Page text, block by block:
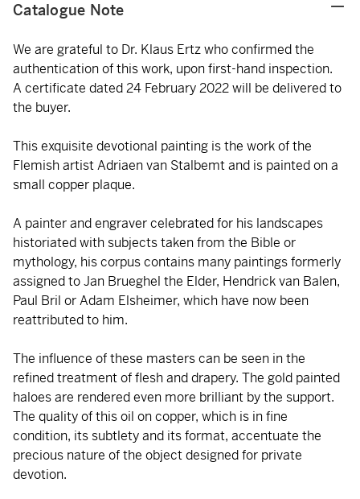
Catalogue Note
We are grateful to Dr. Klaus Ertz who confirmed the
authentication of this work, upon first-hand inspection.
A certificate dated 24 February 2022 will be delivered to
the buyer.
This exquisite devotional painting is the work of the
Flemish artist Adriaen van Stalbemt and is painted on a
small copper plaque.
A painter and engraver celebrated for his landscapes
historiated with subjects taken from the Bible or
mythology, his corpus contains many paintings formerly
assigned to Jan Brueghel the Elder, Hendrick van Balen,
Paul Bril or Adam Elsheimer, which have now been
reattributed to him.
The influence of these masters can be seen in the
refined treatment of flesh and drapery. The gold painted
haloes are rendered even more brilliant by the support.
The quality of this oil on copper, which is in fine
condition, its subtlety and its format, accentuate the
precious nature of the object designed for private
devotion.